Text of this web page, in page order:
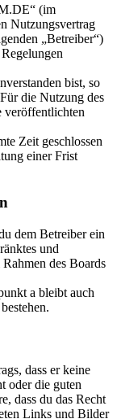
(im
Nutzungsvertrag
„Betreiber“)
bist, so
die Nutzung des
veröffentlichten
Zeit geschlossen
einer Frist
dem Betreiber ein
und
des Boards
a bleibt auch
dass er keine
oder die guten
dass du das Recht
Links und Bilder